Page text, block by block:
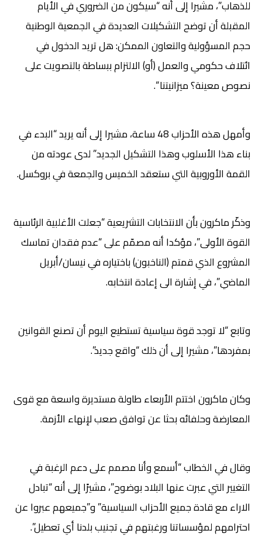
للذهاب”، مشيرا إلى أنه “سيكون من الضروري في الأيام
المقبلة أن توضح التشكيلات العديدة في الجمعية الوطنية
حجم المسؤولية والتعاون الممكن: هل تريد الدخول في
ائتلاف حكومي والعمل (أو) الالتزام ببساطة بالتصويت على
نصوص معينة؟ ميزانيتنا “.
وأمهل هذه الأحزاب 48 ساعة، مشيرا إلى أنه يريد “البدء في
بناء هذا الأسلوب وهذا التشكيل الجديد” لدى عودته من
القمة الأوروبية التي ستعقد الخميس والجمعة في بروكسل.
وذكّر ماكرون بأن الانتخابات التشريعية “جعلت الأغلبية الرئاسية
القوة الأولى”، مؤكدا أنه مصمّم على “عدم فقدان تماسك
المشروع الذي قمتم (الناخبون) باختياره في نيسان/أبريل
الماضي”، في إشارة الى إعادة انتخابه.
وتابع “لا توجد قوة سياسية تستطيع اليوم أن تصنع القوانين
بمفردها”، مشيرا إلى أن ذلك “واقع جديد”.
وكان ماكرون اختتم الأربعاء طاولة مستديرة واسعة مع قوى
المعارضة وحلفائه بحثا عن توافق صعب لإنهاء الأزمة.
وقال في الخطاب “أسمع وأنا مصمم على دعم الرغبة في
التغيير التي عبرت عنها البلاد بوضوح”، مشيرًا إلى أنه “تبادل
الاراء مع قادة جميع الأحزاب السياسية” و”جميعهم عبروا عن
احترامهم لمؤسساتنا ورغبتهم في تجنيب بلدنا أي تعطيل”.